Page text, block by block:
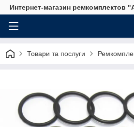
Интернет-магазин ремкомплектов
Товари та послуги